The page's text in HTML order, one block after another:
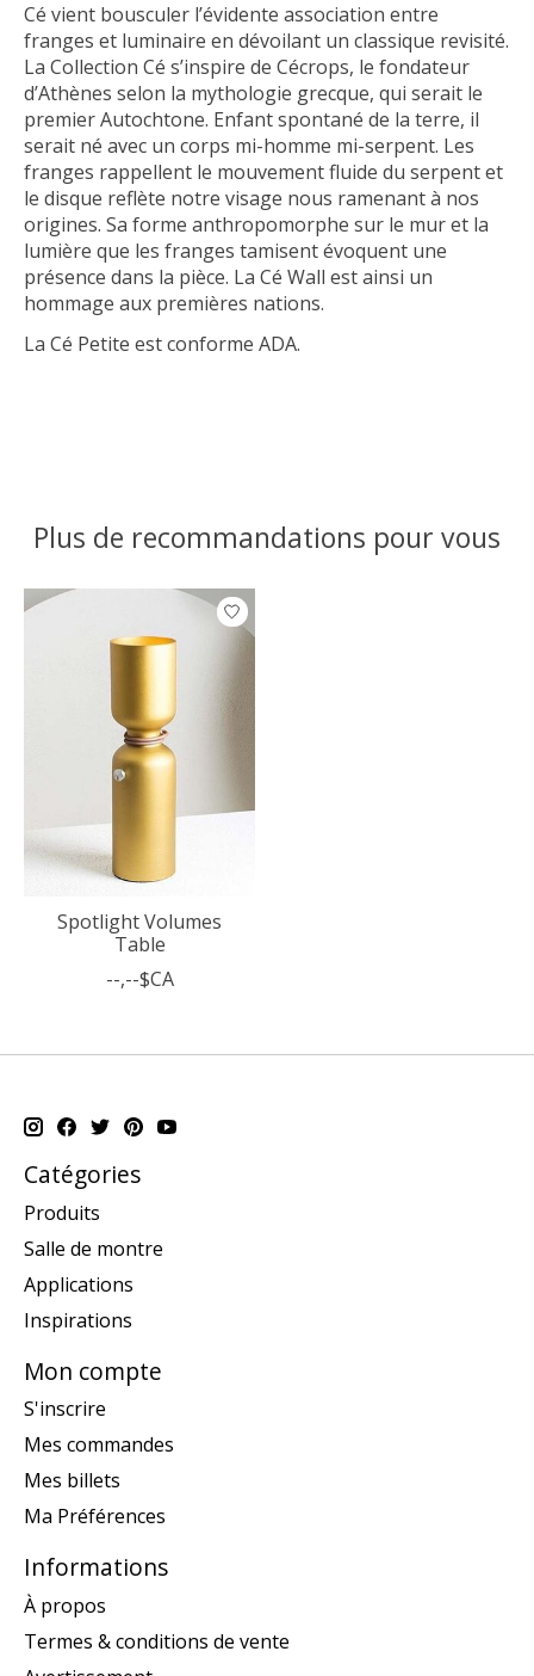
Cé vient bousculer l’évidente association entre
franges et luminaire en dévoilant un classique revisité.
La Collection Cé s’inspire de Cécrops, le fondateur
d’Athènes selon la mythologie grecque, qui serait le
premier Autochtone. Enfant spontané de la terre, il
serait né avec un corps mi-homme mi-serpent. Les
franges rappellent le mouvement fluide du serpent et
le disque reflète notre visage nous ramenant à nos
origines. Sa forme anthropomorphe sur le mur et la
lumière que les franges tamisent évoquent une
présence dans la pièce. La Cé Wall est ainsi un
hommage aux premières nations.
La Cé Petite est conforme ADA.
Plus de recommandations pour vous
Articles du carrousel de produits
Spotlight Volumes
Table
--,--$CA
Catégories
Produits
Salle de montre
Applications
Inspirations
Mon compte
S'inscrire
Mes commandes
Mes billets
Ma Préférences
Informations
À propos
Termes & conditions de vente